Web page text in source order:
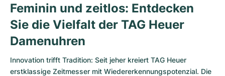
Feminin und zeitlos: Entdecken
Sie die Vielfalt der TAG Heuer
Damenuhren
Innovation trifft Tradition: Seit jeher kreiert TAG Heuer
erstklassige Zeitmesser mit Wiedererkennungspotenzial. Die